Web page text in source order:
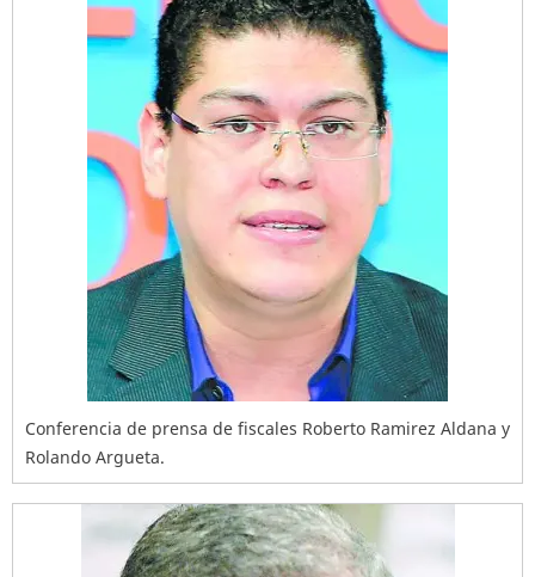
Conferencia de prensa de fiscales Roberto Ramirez Aldana y
Rolando Argueta.